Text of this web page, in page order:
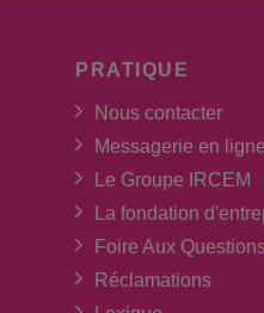
PRATIQUE
Nous contacter
Messagerie en ligne
Le Groupe IRCEM
La fondation
Foire Aux
Réclamations